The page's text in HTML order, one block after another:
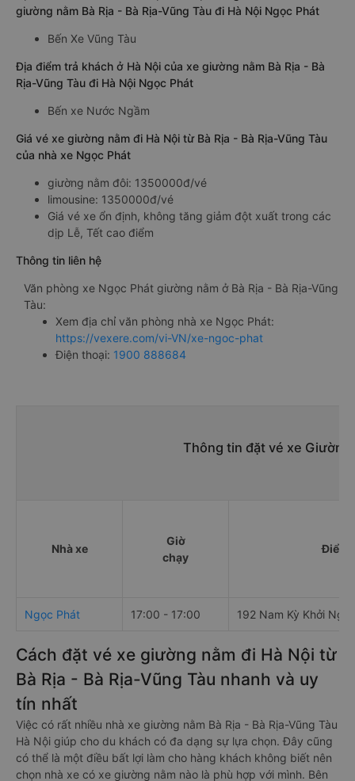
giường nằm Bà Rịa - Bà Rịa-Vũng Tàu đi Hà Nội Ngọc Phát
Bến Xe Vũng Tàu
Địa điểm trả khách ở Hà Nội của xe giường nằm Bà Rịa - Bà
Rịa-Vũng Tàu đi Hà Nội Ngọc Phát
Bến xe Nước Ngầm
Giá vé xe giường nằm đi Hà Nội từ Bà Rịa - Bà Rịa-Vũng Tàu
của nhà xe Ngọc Phát
giường nằm đôi: 1350000đ/vé
limousine: 1350000đ/vé
Giá vé xe ổn định, không tăng giảm đột xuất trong các
dịp Lễ, Tết cao điểm
Thông tin liên hệ
Văn phòng xe Ngọc Phát giường nằm ở Bà Rịa - Bà Rịa-Vũng
Tàu:
Xem địa chỉ văn phòng nhà xe Ngọc Phát:
https://vexere.com/vi-VN/xe-ngoc-phat
Điện thoại: 1900 888684
Thông tin đặt vé xe Giường
Nhà xe
Giờ
chạy
Điểm
Ngọc Phát 17:00 - 17:00 192 Nam Kỳ Khởi
Cách đặt vé xe giường nằm đi Hà Nội từ
Bà Rịa - Bà Rịa-Vũng Tàu nhanh và uy
tín nhất
Việc có rất nhiều nhà xe giường nằm Bà Rịa - Bà Rịa-Vũng Tàu
Hà Nội giúp cho du khách có đa dạng sự lựa chọn. Đây cũng
có thể là một điều bất lợi làm cho hàng khách không biết nên
chọn nhà xe có xe giường nằm nào là phù hợp với mình. Bên